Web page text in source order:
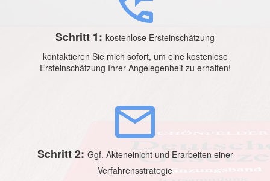
Schritt 1: kostenlose Ersteinschätzung
kontaktieren Sie mich sofort, um eine kostenlose
Ersteinschätzung Ihrer Angelegenheit zu erhalten!
Schritt 2: Ggf. Akteneinicht und Erarbeiten einer
Verfahrensstrategie